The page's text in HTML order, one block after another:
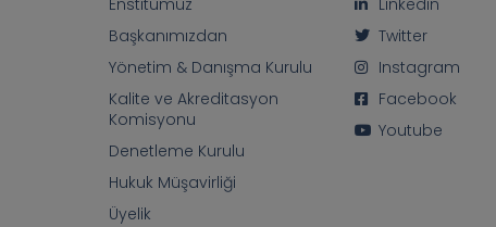
Başkanımızdan
Yönetim & Danışma Kurulu
Kalite ve Akreditasyon
Komisyonu
Denetleme Kurulu
Hukuk Müşavirliği
Üyelik
Twitter
Instagram
Facebook
Youtube